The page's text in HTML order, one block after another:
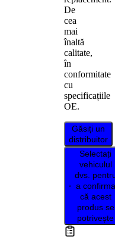
De
cea
mai
înaltă
calitate,
în
conformitate
cu
specificațiile
OE.
Găsiți un
distribuitor
Selectați
vehiculul
dvs.
a confirma
că acest
produs se
potrivește